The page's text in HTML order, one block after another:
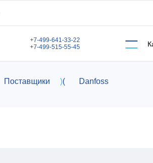
+7-499-641-33-22
+7-499-515-55-45
Поставщики )( Danfoss